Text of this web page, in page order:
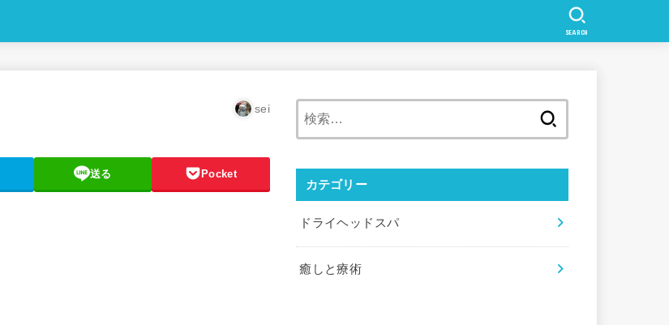
SEARCH
sei
送る Pocket
カテゴリー
ドライヘッドスパ
癒しと療術